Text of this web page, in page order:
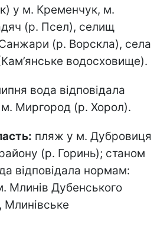
у м. Кременчук, м.
(р. Псел), селищ
Санжари (р. Ворскла), села
водосховище).
вода відповідала
Миргород (р. Хорол).
пляж у м. Дубровиця
(р. Горинь); станом
відповідала нормам:
Млинів Дубенського
Млинівське